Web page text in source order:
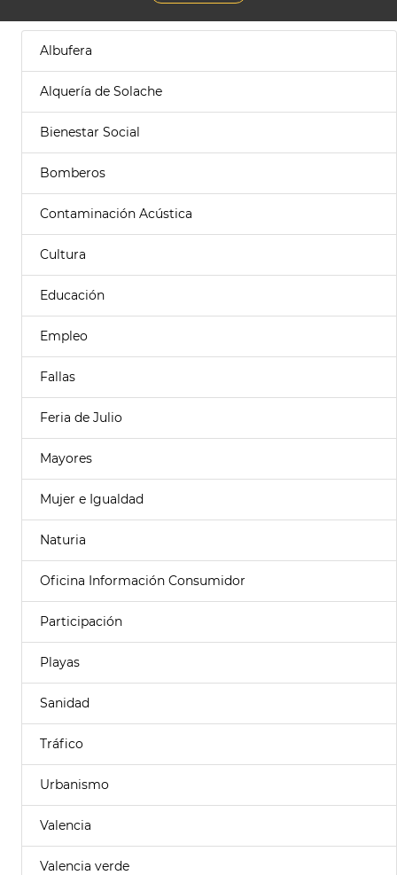
Albufera
Alquería de Solache
Bienestar Social
Bomberos
Contaminación Acústica
Cultura
Educación
Empleo
Fallas
Feria de Julio
Mayores
Mujer e Igualdad
Naturia
Oficina Información Consumidor
Participación
Playas
Sanidad
Tráfico
Urbanismo
Valencia
Valencia verde